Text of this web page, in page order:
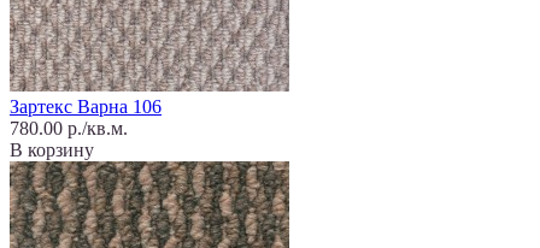
Зартекс Варна 106
780.00 р./кв.м.
В корзину